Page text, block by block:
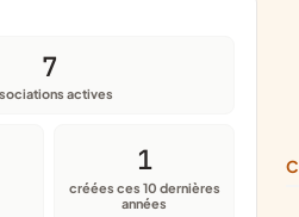
7
actives
1
créées ces 10 dernières
années